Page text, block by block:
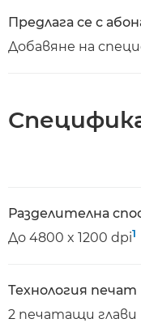
Предлага се с
Добавяне на
Разделителна
До 4800 x 1200 dpi1
Технология печат
2 печатащи глави